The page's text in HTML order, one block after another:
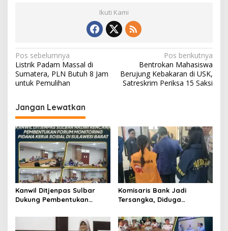
Ikuti Kami
N
a
v
i
g
a
s
p
o
s
Pos sebelumnya
Listrik Padam Massal di
Sumatera, PLN Butuh 8 Jam
untuk Pemulihan
Pos berikutnya
Bentrokan Mahasiswa
Berujung Kebakaran di USK,
Satreskrim Periksa 15 Saksi
Jangan Lewatkan
Kanwil Ditjenpas Sulbar
Dukung Pembentukan
Kerja Sosial
Komisaris Bank Jadi
Tersangka, Diduga
M